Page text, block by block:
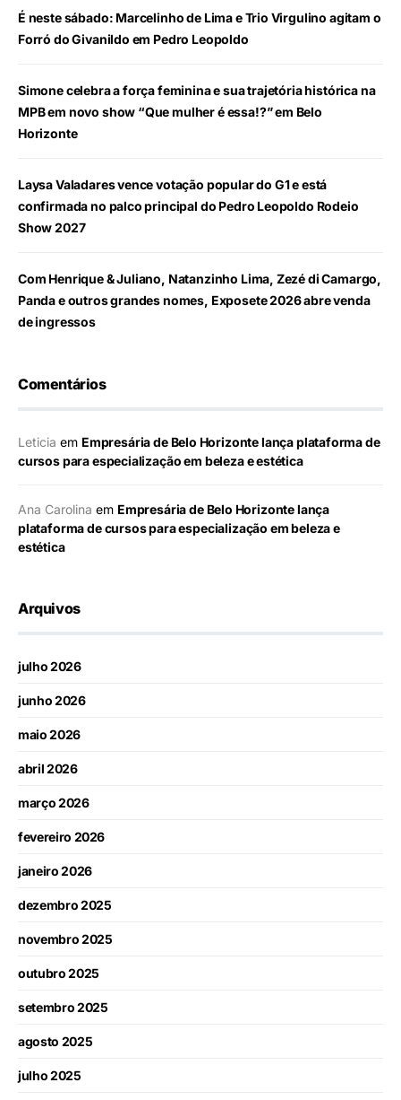
É neste sábado: Marcelinho de Lima e Trio Virgulino agitam o
Forró do Givanildo em Pedro Leopoldo
Simone celebra a força feminina e sua trajetória histórica na
MPB em novo show “Que mulher é essa!?” em Belo
Horizonte
Laysa Valadares vence votação popular do G1 e está
confirmada no palco principal do Pedro Leopoldo Rodeio
Show 2027
Com Henrique & Juliano, Natanzinho Lima, Zezé di Camargo,
Panda e outros grandes nomes, Exposete 2026 abre venda
de ingressos
Comentários
Leticia em Empresária de Belo Horizonte lança plataforma de
cursos para especialização em beleza e estética
Ana Carolina em Empresária de Belo Horizonte lança
plataforma de cursos para especialização em beleza e
estética
Arquivos
julho 2026
junho 2026
maio 2026
abril 2026
março 2026
fevereiro 2026
janeiro 2026
dezembro 2025
novembro 2025
outubro 2025
setembro 2025
agosto 2025
julho 2025